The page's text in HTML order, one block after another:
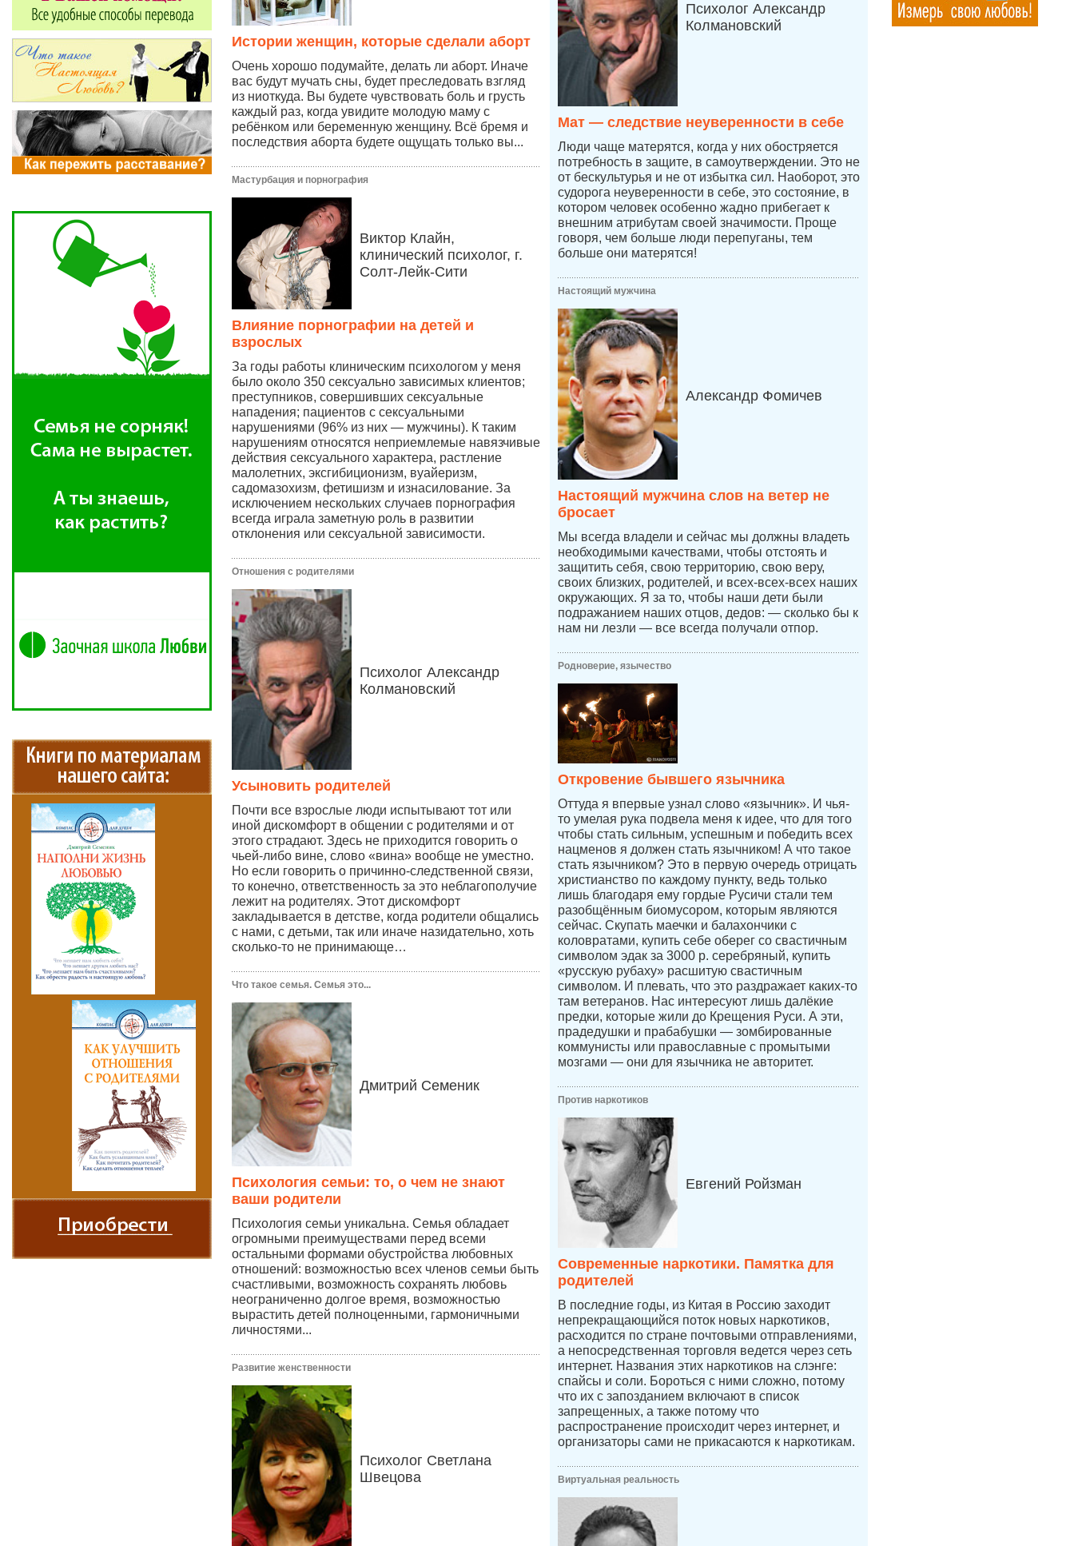
Истории женщин, которые сделали аборт
Очень хорошо подумайте, делать ли аборт. Иначе
вас будут мучать сны, будет преследовать взгляд
из ниоткуда. Вы будете чувствовать боль и грусть
каждый раз, когда увидите молодую маму с
ребёнком или беременную женщину. Всё бремя и
последствия аборта будете ощущать только вы...
Мастурбация и порнография
Виктор Клайн,
клинический психолог, г.
Солт-Лейк-Сити
Влияние порнографии на детей и
взрослых
За годы работы клиническим психологом у меня
было около 350 сексуально зависимых клиентов;
преступников, совершивших сексуальные
нападения; пациентов с сексуальными
нарушениями (96% из них — мужчины). К таким
нарушениям относятся неприемлемые навязчивые
действия сексуального характера, растление
малолетних, эксгибиционизм, вуайеризм,
садомазохизм, фетишизм и изнасилование. За
исключением нескольких случаев порнография
всегда играла заметную роль в развитии
отклонения или сексуальной зависимости.
Отношения с родителями
Психолог Александр
Колмановский
Усыновить родителей
Почти все взрослые люди испытывают тот или
иной дискомфорт в общении с родителями и от
этого страдают. Здесь не приходится говорить о
чьей-либо вине, слово «вина» вообще не уместно.
Но если говорить о причинно-следственной связи,
то конечно, ответственность за это неблагополучие
лежит на родителях. Этот дискомфорт
закладывается в детстве, когда родители общались
с нами, с детьми, так или иначе назидательно, хоть
сколько-то не принимающе…
Что такое семья. Семья это...
Дмитрий Семеник
Психология семьи: то, о чем не знают
ваши родители
Психология семьи уникальна. Семья обладает
огромными преимуществами перед всеми
остальными формами обустройства любовных
отношений: возможностью всех членов семьи быть
счастливыми, возможность сохранять любовь
неограниченно долгое время, возможностью
вырастить детей полноценными, гармоничными
личностями...
Развитие женственности
Психолог Светлана
Швецова
Психолог Александр
Колмановский
Мат — следствие неуверенности в себе
Люди чаще матерятся, когда у них обостряется
потребность в защите, в самоутверждении. Это не
от бескультурья и не от избытка сил. Наоборот, это
судорога неуверенности в себе, это состояние, в
котором человек особенно жадно прибегает к
внешним атрибутам своей значимости. Проще
говоря, чем больше люди перепуганы, тем
больше они матерятся!
Настоящий мужчина
Александр Фомичев
Настоящий мужчина слов на ветер не
бросает
Мы всегда владели и сейчас мы должны владеть
необходимыми качествами, чтобы отстоять и
защитить себя, свою территорию, свою веру,
своих близких, родителей, и всех-всех-всех наших
окружающих. Я за то, чтобы наши дети были
подражанием наших отцов, дедов: — сколько бы к
нам ни лезли — все всегда получали отпор.
Родноверие, язычество
Откровение бывшего язычника
Оттуда я впервые узнал слово «язычник». И чья-
то умелая рука подвела меня к идее, что для того
чтобы стать сильным, успешным и победить всех
нацменов я должен стать язычником! А что такое
стать язычником? Это в первую очередь отрицать
христианство по каждому пункту, ведь только
лишь благодаря ему гордые Русичи стали тем
разобщённым биомусором, которым являются
сейчас. Скупать маечки и балахончики с
коловратами, купить себе оберег со свастичным
символом эдак за 3000 р. серебряный, купить
«русскую рубаху» расшитую свастичным
символом. И плевать, что это раздражает каких-то
там ветеранов. Нас интересуют лишь далёкие
предки, которые жили до Крещения Руси. А эти,
прадедушки и прабабушки — зомбированные
коммунисты или православные с промытыми
мозгами — они для язычника не авторитет.
Против наркотиков
Евгений Ройзман
Современные наркотики. Памятка для
родителей
В последние годы, из Китая в Россию заходит
непрекращающийся поток новых наркотиков,
расходится по стране почтовыми отправлениями,
а непосредственная торговля ведется через сеть
интернет. Названия этих наркотиков на слэнге:
спайсы и соли. Бороться с ними сложно, потому
что их с запозданием включают в список
запрещенных, а также потому что
распространение происходит через интернет, и
организаторы сами не прикасаются к наркотикам.
Виртуальная реальность